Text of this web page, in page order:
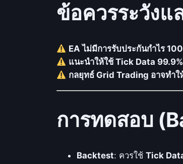
ข้อควรระวังแ
EA ไม่มีการรับประกันกำไร
แนะนำให้ใช้ Tick Data 99.9%
กลยุทธ์ Grid Trading อาจทำใ
การทดสอบ
Backtest: ควรใช้ Tick